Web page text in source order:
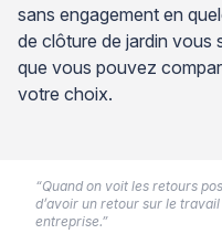
sans engagement en
de clôture de jardin vous
que vous pouvez
votre choix.
“Quand on voit les retours
d’avoir un retour sur le
entreprise.”